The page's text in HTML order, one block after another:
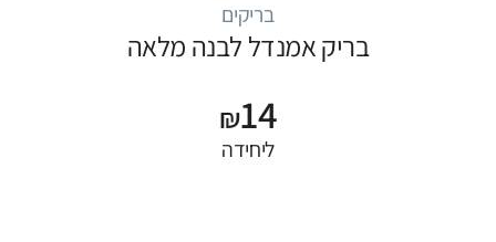
בריקים
בריק אמנדל לבנה מלאה
₪14
ליחידה